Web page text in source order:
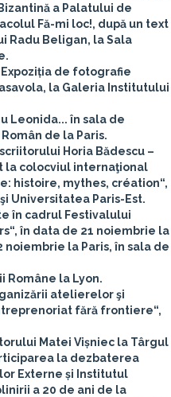
a Palatului de
Fă-mi loc!, după un text
Radu Beligan, la Sala
de fotografie
la Galeria Institutului
Leonida... în sala de
de la Paris.
Horia Bădescu –
la colocviul internaţional
histoire, mythes, création“,
Universitatea Paris-Est.
în cadrul Festivalului
în data de 21 noiembrie la
noiembrie la Paris, în sala de
Române la Lyon.
atelierelor şi
fără frontiere“,
Matei Vișniec la Târgul
la dezbaterea
Externe și Institutul
a 20 de ani de la